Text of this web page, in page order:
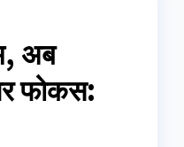
अब
फोकस: